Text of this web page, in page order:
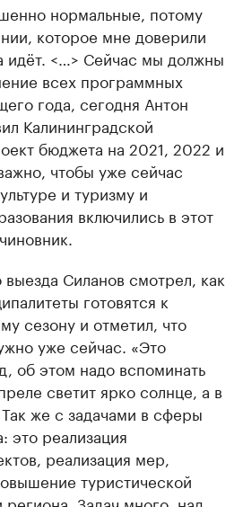
нормальные, потому
которое мне доверили
идёт. <…> Сейчас мы должны
всех программных
года, сегодня Антон
Калининградской
бюджета на 2021, 2022 и
чтобы уже сейчас
и туризму и
включились в этот
Силанов смотрел, как
готовятся к
сезону и отметил, что
уже сейчас. «Это
об этом надо вспоминать
светит ярко солнце, а в
же с задачами в сферы
это реализация
реализация мер,
туристической